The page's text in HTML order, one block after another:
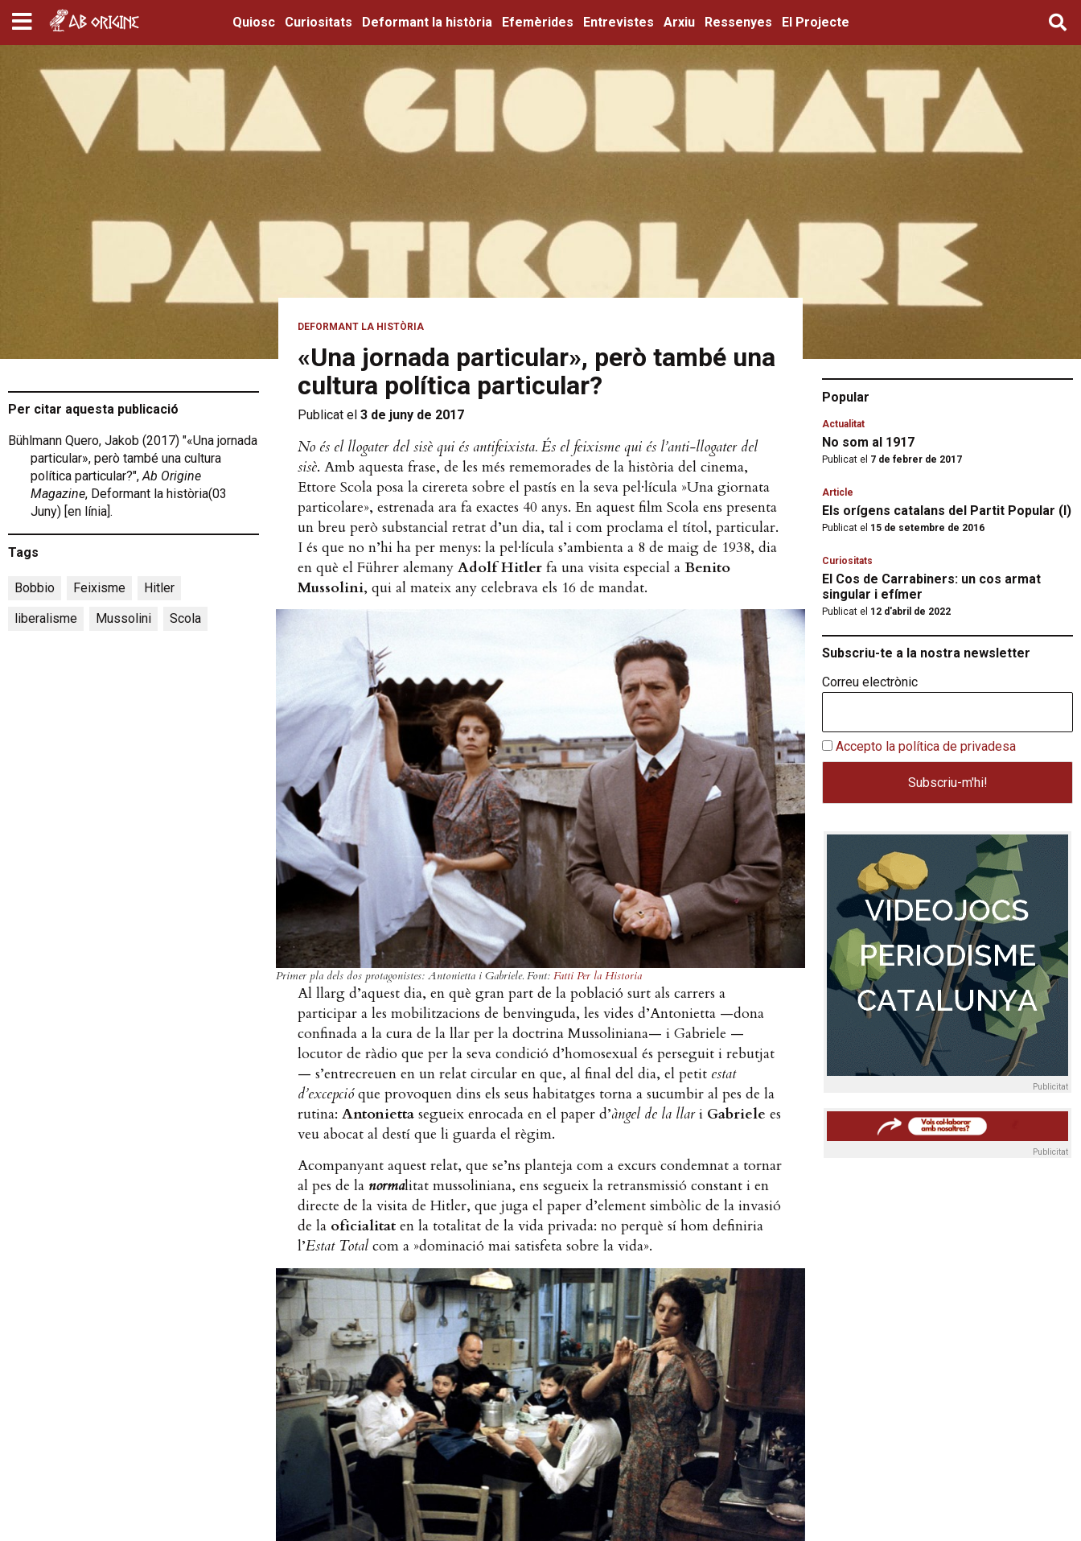
Quiosc Curiositats Deformant la història Efemèrides Entrevistes Arxiu Ressenyes El Projecte
Per citar aquesta publicació
Bühlmann Quero, Jakob (2017) "«Una jornada
particular», però també una cultura
política particular?",Ab Origine
Magazine, Deformant la història(03
Juny) [en línia].
Tags
Bobbio Feixisme Hitler
liberalisme
Mussolini Scola
DEFORMANT LA HISTÒRIA
«Una jornada particular», però també una
cultura política particular?
Publicat el 3 de juny de 2017
No és el llogater del sisè qui és antifeixista. És el feixisme qui és l’anti-llogater del
sisè. Amb aquesta frase, de les més rememorades de la història del cinema,
Ettore Scola posa la cirereta sobre el pastís en la seva pel·lícula »Una giornata
particolare», estrenada ara fa exactes 40 anys. En aquest film Scola ens presenta
un breu però substancial retrat d’un dia, tal i com proclama el títol, particular.
I és que no n’hi ha per menys: la pel·lícula s’ambienta a 8 de maig de 1938, dia
en què el Führer alemany Adolf Hitler fa una visita especial a Benito
Mussolini, qui al mateix any celebrava els 16 de mandat.
Primer pla dels dos protagonistes: Antonietta i Gabriele. Font: Fatti Per la Historia
Al llarg d’aquest dia, en què gran part de la població surt als carrers a
participar a les mobilitzacions de benvinguda, les vides d’Antonietta —dona
confinada a la cura de la llar per la doctrina Mussoliniana— i Gabriele —
locutor de ràdio que per la seva condició d’homosexual és perseguit i rebutjat
— s’entrecreuen en un relat circular en que, al final del dia, el petit estat
d’excepcióque provoquen dins els seus habitatges torna a sucumbir al pes de la
rutina: Antonietta segueix enrocada en el paper d’àngel de la llari Gabriele es
veu abocat al destí que li guarda el règim.
Acompanyant aquest relat, que se’ns planteja com a excurs condemnat a tornar
al pes de la normalitat mussoliniana, ens segueix la retransmissió constant i en
directe de la visita de Hitler, que juga el paper d’element simbòlic de la invasió
de la oficialitat en la totalitat de la vida privada: no perquè sí hom definiria
l’Estat Total com a »dominació mai satisfeta sobre la vida».
Popular
Actualitat
No som al 1917
Publicat el 7 de febrer de 2017
Article
Els orígens catalans del Partit Popular (I)
Publicat el 15 de setembre de 2016
Curiositats
El Cos de Carrabiners: un cos armat
singular i efímer
Publicat el 12 d'abril de 2022
Subscriu-te a la nostra newsletter
Correu electrònic
Accepto la política de privadesa
Publicitat
Publicitat